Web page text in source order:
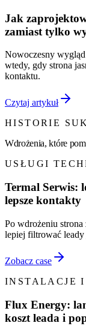
Jak
zamiast tylko
Nowoczesny wygląd
wtedy, gdy strona
kontaktu.
Czytaj artykuł
HISTORIE
Wdrożenia, które
USŁUGI
Termal Serwis:
lepsze kontakty
Po wdrożeniu strona
lepiej filtrować leady
Zobacz case
INSTALACJE
Flux Energy:
koszt leada i